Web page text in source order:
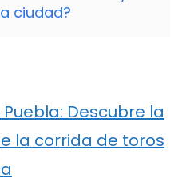
ciudad?
Descubre la
la corrida de toros